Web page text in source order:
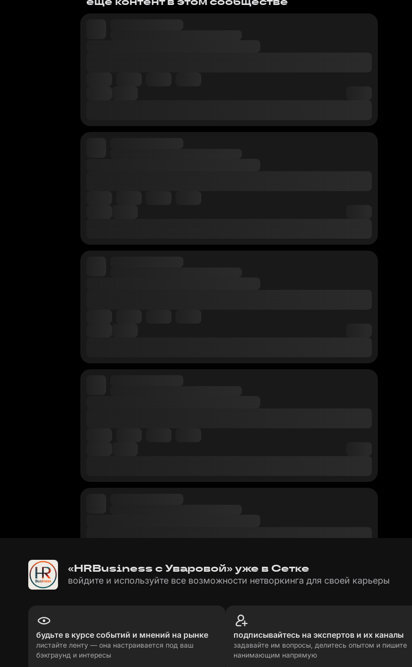
«HRBusiness с Уваровой» уже в Сетке
войдите и используйте все возможности нетворкинга для своей карьеры
будьте в курсе событий и мнений на рынке
листайте ленту — она настраивается под ваш
бэкграунд и интересы
подписывайтесь на экспертов и их каналы
задавайте им вопросы, делитесь опытом и пишите
нанимающим напрямую